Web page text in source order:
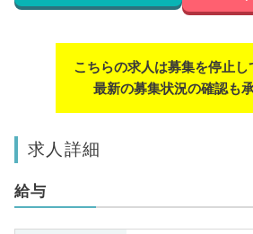
こちらの求人は募集を停止し
最新の募集状況の確認も承
求人詳細
給与